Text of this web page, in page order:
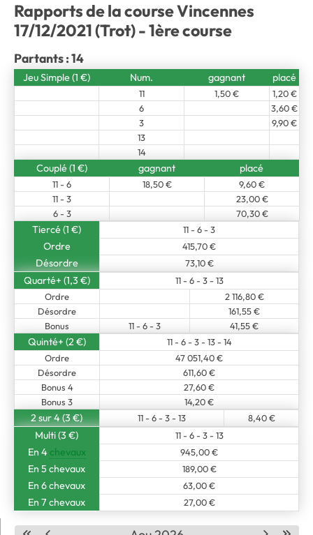
Rapports de la course Vincennes
17/12/2021 (Trot) - 1ère course
Partants : 14
Jeu Simple (1 €) Num. gagnant placé
11 1,50 €
1,20 €
6
3,60 €
3
9,90 €
13
14
Couplé (1 €) gagnant placé
11 - 6 18,50 €
9,60 €
11 - 3
23,00 €
6 - 3
70,30 €
Tiercé (1 €) 11 - 6 - 3
Ordre 415,70 €
Désordre 73,10 €
Quarté+ (1,3 €)
11 - 6 - 3 - 13
Ordre
2 116,80 €
Désordre
161,55 €
Bonus
11 - 6 - 3 41,55 €
Quinté+ (2 €)
11 - 6 - 3 - 13 - 14
Ordre
47 051,40 €
Désordre
611,60 €
Bonus 4
27,60 €
Bonus 3
14,20 €
2 sur 4 (3 €) 11 - 6 - 3 - 13 8,40 €
Multi (3 €) 11 - 6 - 3 - 13
En 4 chevaux 945,00 €
En 5 chevaux 189,00 €
En 6 chevaux 63,00 €
En 7 chevaux 27,00 €